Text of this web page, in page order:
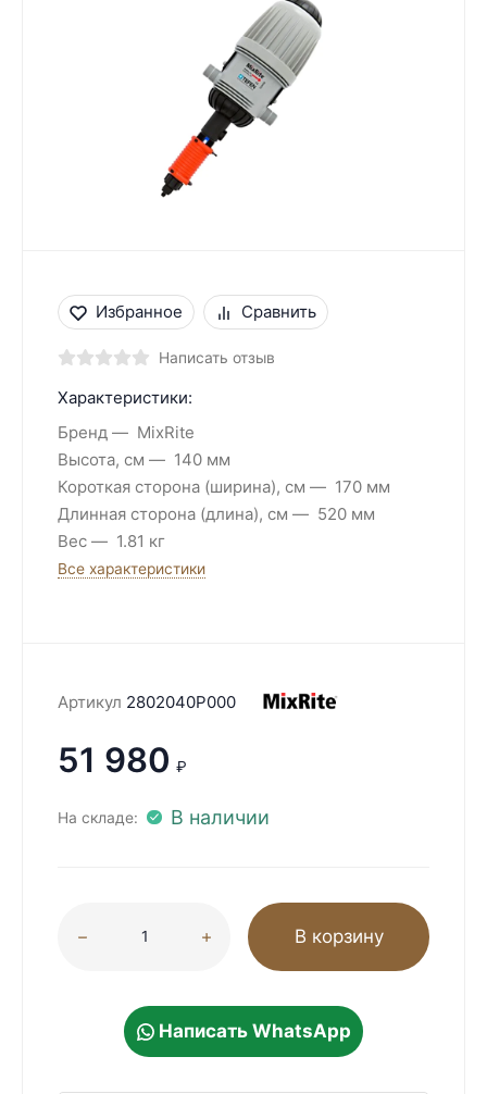
Избранное Сравнить
Написать отзыв
Характеристики:
Бренд
MixRite
Высота, см
140 мм
Короткая сторона (ширина), см
170 мм
Длинная сторона (длина), см
520 мм
Вес
1.81 кг
Все характеристики
Артикул 2802040P000
51 980 ₽
На складе: В наличии
В корзину
Написать WhatsApp